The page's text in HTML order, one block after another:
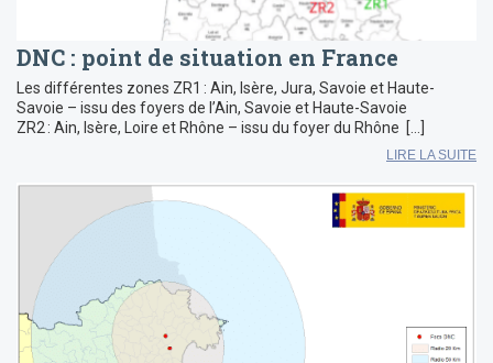
DNC : point de situation en France
Les différentes zones ZR1 : Ain, Isère, Jura, Savoie et Haute-
Savoie – issu des foyers de l’Ain, Savoie et Haute-Savoie
ZR2 : Ain, Isère, Loire et Rhône – issu du foyer du Rhône […]
LIRE LA SUITE